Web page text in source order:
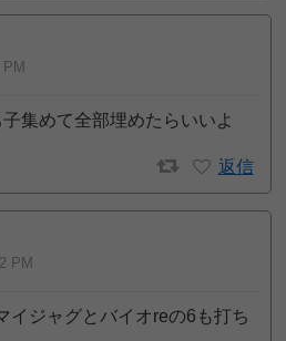
集めて全部埋めたらいいよ
返信
PM
イジャグとバイオreの6も打ち